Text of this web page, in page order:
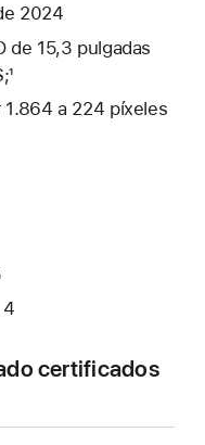
2024
de 15,3 pulgadas
a 224 píxeles
4
certificados